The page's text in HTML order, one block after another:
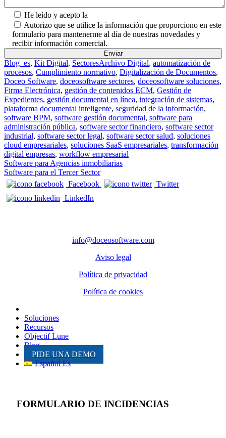
He leído y acepto la
Autorizo que se utilice la información que proporciono en este
formulario para mantenerme al día de nuestras novedades y
recibir información comercial.
Blog_es, Kit Digital, SectoresArchivo Digital, automatización de
procesos, Cumplimiento normativo, Digitalización de Documentos,
Doceo Software, doceosoftware sectores, doceosoftware soluciones,
Firma Electrónica, gestión de contenidos ECM, Gestión de
Expedientes, gestión documental en línea, integración de sistemas,
plataforma documental inteligente, seguridad de la información,
software BPM, software gestión documental, software para
administración pública, software sector financiero, software sector
industrial, software sector legal, software sector salud, soluciones
cloud empresariales, soluciones SaaS empresariales, transformación
digital empresas, workflow empresarial
Navegación de entradas
Software para Agencias inmobiliarias
Software para el Tercer Sector
Facebook
Twitter
LinkedIn
info@doceosoftware.com
Aviso legal
Política de privacidad
Política de cookies
Soluciones
Recursos
Objectif Lune
Blog
PIDE UNA DEMO
Español Es
FORMULARIO DE INCIDENCIAS